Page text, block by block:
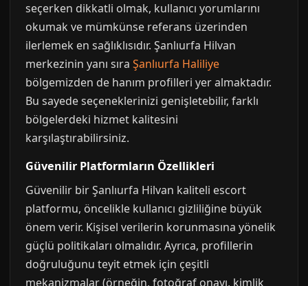
seçerken dikkatli olmak, kullanıcı yorumlarını
okumak ve mümkünse referans üzerinden
ilerlemek en sağlıklısıdır. Şanlıurfa Hilvan
merkezinin yanı sıra Şanlıurfa Haliliye
bölgemizden de hanım profilleri yer almaktadır.
Bu sayede seçeneklerinizi genişletebilir, farklı
bölgelerdeki hizmet kalitesini
karşılaştırabilirsiniz.
Güvenilir Platformların Özellikleri
Güvenilir bir Şanlıurfa Hilvan kaliteli escort
platformu, öncelikle kullanıcı gizliliğine büyük
önem verir. Kişisel verilerin korunmasına yönelik
güçlü politikaları olmalıdır. Ayrıca, profillerin
doğruluğunu teyit etmek için çeşitli
mekanizmalar (örneğin, fotoğraf onayı, kimlik